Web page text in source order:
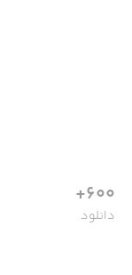
600+
دانلود